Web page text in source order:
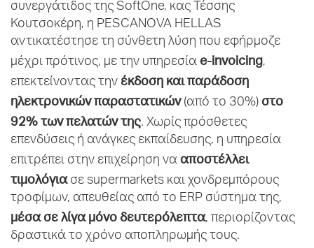
συνεργάτιδος της SoftOne, κας Τέσσης
Κουτσοκέρη, η PESCANOVA HELLAS
αντικατέστησε τη σύνθετη λύση που εφήρμοζε
μέχρι πρότινος, με την υπηρεσία e-invoicing,
επεκτείνοντας την έκδοση και παράδοση
ηλεκτρονικών παραστατικών(από το 30%) στο
92% των πελατών της. Χωρίς πρόσθετες
επενδύσεις ή ανάγκες εκπαίδευσης, η υπηρεσία
επιτρέπει στην επιχείρηση να αποστέλλει
τιμολόγιασε supermarkets και χονδρεμπόρους
τροφίμων, απευθείας από το ERP σύστημα της,
μέσα σε λίγα μόνο δευτερόλεπτα, περιορίζοντας
δραστικά το χρόνο αποπληρωμής τους.